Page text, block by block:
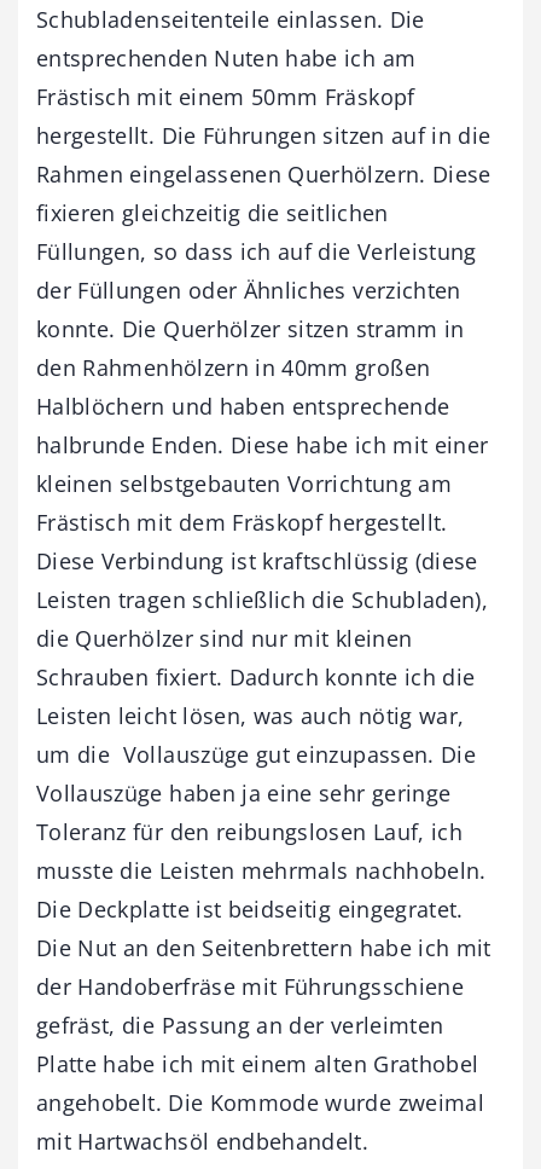
Schubladenseitenteile einlassen. Die
entsprechenden Nuten habe ich am
Frästisch mit einem 50mm Fräskopf
hergestellt. Die Führungen sitzen auf in die
Rahmen eingelassenen Querhölzern. Diese
fixieren gleichzeitig die seitlichen
Füllungen, so dass ich auf die Verleistung
der Füllungen oder Ähnliches verzichten
konnte. Die Querhölzer sitzen stramm in
den Rahmenhölzern in 40mm großen
Halblöchern und haben entsprechende
halbrunde Enden. Diese habe ich mit einer
kleinen selbstgebauten Vorrichtung am
Frästisch mit dem Fräskopf hergestellt.
Diese Verbindung ist kraftschlüssig (diese
Leisten tragen schließlich die Schubladen),
die Querhölzer sind nur mit kleinen
Schrauben fixiert. Dadurch konnte ich die
Leisten leicht lösen, was auch nötig war,
um die Vollauszüge gut einzupassen. Die
Vollauszüge haben ja eine sehr geringe
Toleranz für den reibungslosen Lauf, ich
musste die Leisten mehrmals nachhobeln.
Die Deckplatte ist beidseitig eingegratet.
Die Nut an den Seitenbrettern habe ich mit
der Handoberfräse mit Führungsschiene
gefräst, die Passung an der verleimten
Platte habe ich mit einem alten Grathobel
angehobelt. Die Kommode wurde zweimal
mit Hartwachsöl endbehandelt.